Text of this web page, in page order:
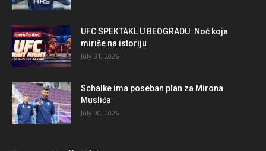
UFC SPEKTAKL U BEOGRADU: Noć koja
miriše na istoriju
July 31, 2026
Schalke ima poseban plan za Mirona
Muslića
July 30, 2026